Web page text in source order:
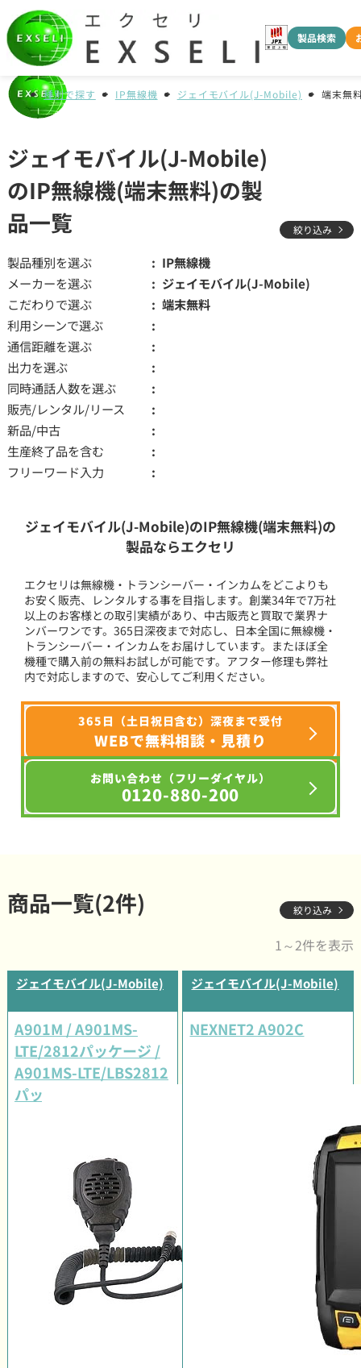
製品検索
種別で探す IP無線機 ジェイモバイル(J-Mobile) 端末無
ジェイモバイル(J-Mobile)
のIP無線機(端末無料)の製
品一覧
絞り込み
製品種別を選ぶ
IP無線機
メーカーを選ぶ
ジェイモバイル(J-Mobile)
こだわりで選ぶ
端末無料
利用シーンで選ぶ
通信距離を選ぶ
出力を選ぶ
同時通話人数を選ぶ
販売/レンタル/リース
新品/中古
生産終了品を含む
フリーワード入力
ジェイモバイル(J-Mobile)のIP無線機(端末無料)の
製品ならエクセリ
エクセリは無線機・トランシーバー・インカムをどこよりも
お安く販売、レンタルする事を目指します。創業34年で7万社
以上のお客様との取引実績があり、中古販売と買取で業界ナ
ンバーワンです。365日深夜まで対応し、日本全国に無線機・
トランシーバー・インカムをお届けしています。またほぼ全
機種で購入前の無料お試しが可能です。アフター修理も弊社
内で対応しますので、安心してご利用ください。
365日（土日祝日含む）深夜まで受付
WEBで無料相談・見積り
お問い合わせ（フリーダイヤル）
0120-880-200
商品一覧(2件) 絞り込み
1～2件を表示
ジェイモバイル(J-Mobile)
A901M / A901MS-
LTE/2812パッケージ /
A901MS-LTE/LBS2812
パッケージ
ジェイモバイル(J-Mobile)
NEXNET2 A902C